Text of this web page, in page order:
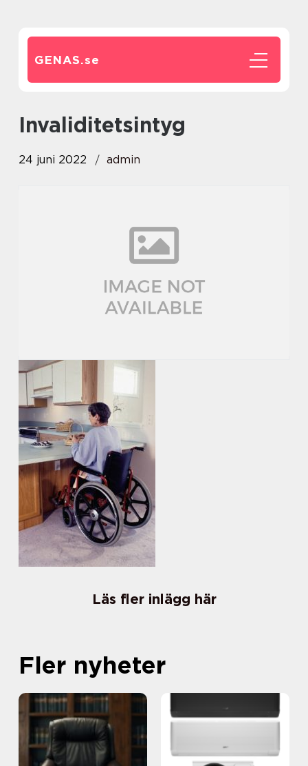
GENAS.se
invaliditetsintyg
24 juni 2022 admin
Läs fler inlägg här
Fler nyheter